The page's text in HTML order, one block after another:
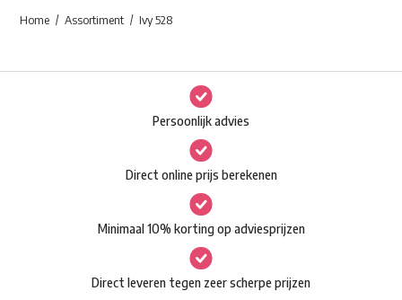
Waar ben je naar op zoek?
Deze
optie
kan
gekozen
worden
op
de
productpagina
Home Assortiment Ivy 528
Persoonlijk advies
Direct online prijs berekenen
Minimaal 10% korting op adviesprijzen
Direct leveren tegen zeer scherpe prijzen